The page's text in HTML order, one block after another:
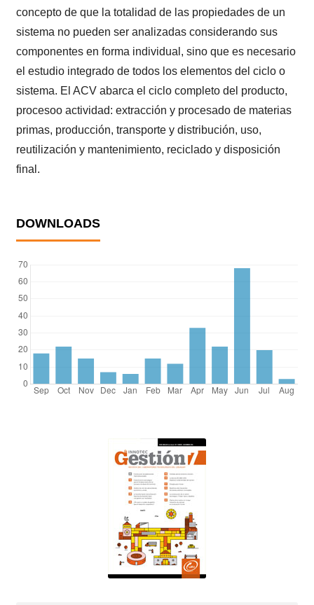
concepto de que la totalidad de las propiedades de un
sistema no pueden ser analizadas considerando sus
componentes en forma individual, sino que es necesario
el estudio integrado de todos los elementos del ciclo o
sistema. El ACV abarca el ciclo completo del producto,
procesoo actividad: extracción y procesado de materias
primas, producción, transporte y distribución, uso,
reutilización y mantenimiento, reciclado y disposición
final.
DOWNLOADS